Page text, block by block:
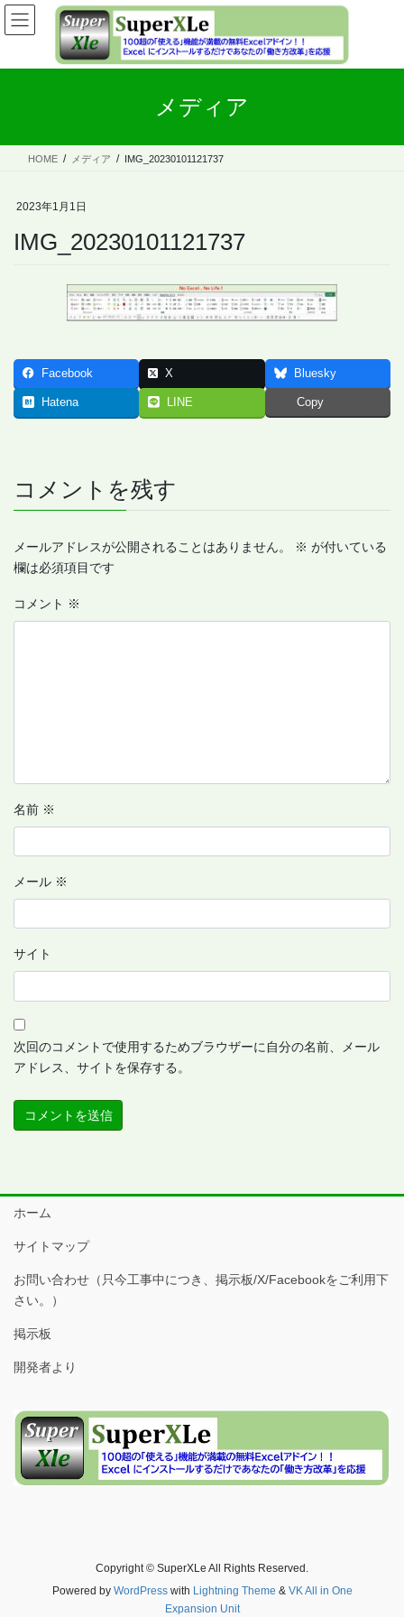
コ
ン
ナ
ビ
メディア
HOME メディア IMG_20230101121737
2023年1月1日
IMG_20230101121737
Facebook X Bluesky
Hatena LINE Copy
コメントを残す
メールアドレスが公開されることはありません。 ※ が付いている
欄は必須項目です
コメント ※
名前 ※
メール ※
サイト
次回のコメントで使用するためブラウザーに自分の名前、メール
アドレス、サイトを保存する。
ホーム
サイトマップ
お問い合わせ（只今工事中につき、掲示板/X/Facebookをご利用下
さい。）
掲示板
開発者より
Copyright © SuperXLe All Rights Reserved.
Powered by WordPresswith Lightning Theme & VK All in One
Expansion Unit